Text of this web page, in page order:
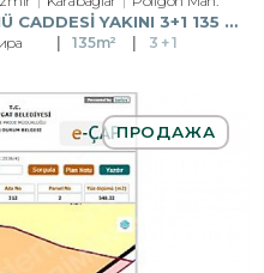
POLİGON METRO & İNÖNÜ CADDESİ YAKINI 3+1 135 M2 SATILIK DAİRE
135m² 3 + 1
ПРОДАЖА